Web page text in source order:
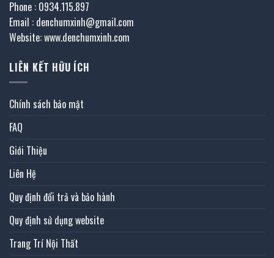
Phone : 0934.115.897
Email : denchumxinh@gmail.com
Website: www.denchumxinh.com
LIÊN KẾT HỮU ÍCH
Chính sách bảo mật
FAQ
Giới Thiệu
Liên Hệ
Quy định đổi trả và bảo hành
Quy định sử dụng website
Trang Trí Nội Thất